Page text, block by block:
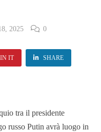
2025 0
IT SHARE
tra il presidente
russo Putin avrà luogo in